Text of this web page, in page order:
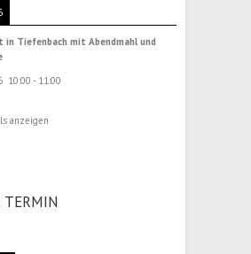
Tiefenbach mit Abendmahl und
10:00 - 11:00
anzeigen
TERMIN